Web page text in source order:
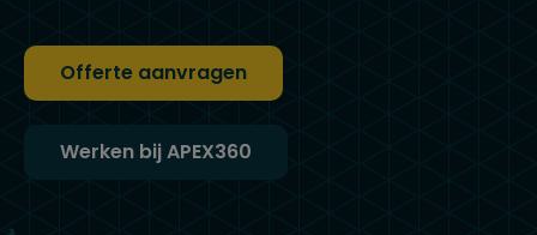
Offerte aanvragen
Werken bij APEX360